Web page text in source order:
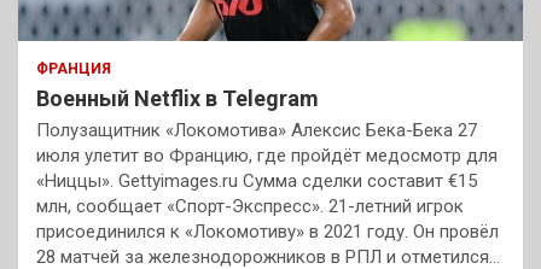
ФРАНЦИЯ
Военный Netflix в Telegram
Полузащитник «Локомотива» Алексис Бека-Бека 27
июля улетит во Францию, где пройдёт медосмотр для
«Ниццы». Gettyimages.ru Сумма сделки составит €15
млн, сообщает «Спорт-Экспресс». 21-летний игрок
присоединился к «Локомотиву» в 2021 году. Он провёл
28 матчей за железнодорожников в РПЛ и отметился…